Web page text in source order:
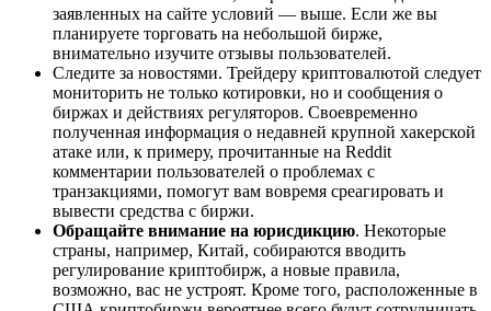
заявленных на сайте условий — выше. Если же вы
планируете торговать на небольшой бирже,
внимательно изучите отзывы пользователей.
Следите за новостями. Трейдеру криптовалютой следует
мониторить не только котировки, но и сообщения о
биржах и действиях регуляторов. Своевременно
полученная информация о недавней крупной хакерской
атаке или, к примеру, прочитанные на Reddit
комментарии пользователей о проблемах с
транзакциями, помогут вам вовремя среагировать и
вывести средства с биржи.
Обращайте внимание на юрисдикцию. Некоторые
страны, например, Китай, собираются вводить
регулирование криптобирж, а новые правила,
возможно, вас не устроят. Кроме того, расположенные в